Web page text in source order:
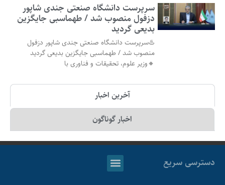
سرپرست دانشگاه صنعتی جندی شاپور
دزفول منصوب شد / طهماسبی جایگزین
بدیعی گردید
♨️سرپرست دانشگاه صنعتی جندی شاپور دزفول
منصوب شد / طهماسبی جایگزین بدیعی گردید
🔸وزیر علوم، تحقیقات و فناوری با
آخرین اخبار
اخبار گوناگون
دسترسی سریع